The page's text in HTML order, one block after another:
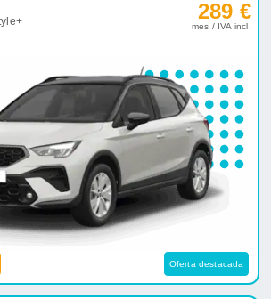
289 €
mes / IVA incl.
Oferta destacada